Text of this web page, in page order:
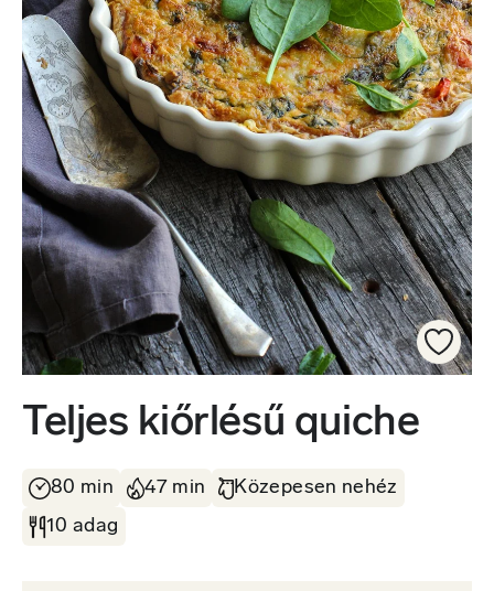
Teljes kiőrlésű quiche
80 min 47 min
Közepesen nehéz
10 adag